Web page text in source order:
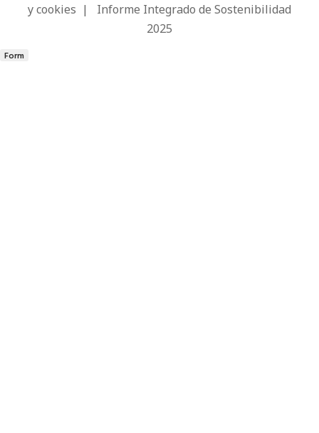
y cookies | Informe Integrado de Sostenibilidad
2025
Form